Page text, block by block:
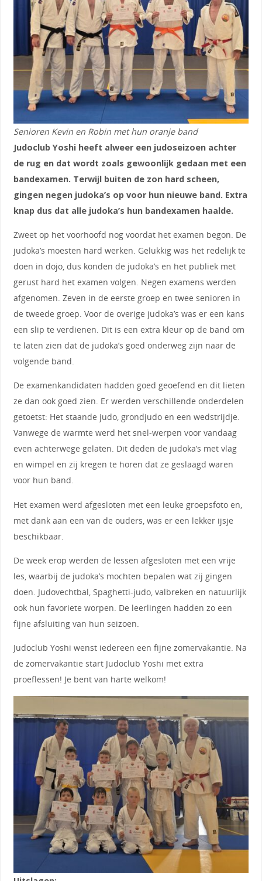
Senioren Kevin en Robin met hun oranje band
Judoclub Yoshi heeft alweer een judoseizoen achter
de rug en dat wordt zoals gewoonlijk gedaan met een
bandexamen. Terwijl buiten de zon hard scheen,
gingen negen judoka’s op voor hun nieuwe band. Extra
knap dus dat alle judoka’s hun bandexamen haalde.
Zweet op het voorhoofd nog voordat het examen begon. De
judoka’s moesten hard werken. Gelukkig was het redelijk te
doen in dojo, dus konden de judoka’s en het publiek met
gerust hard het examen volgen. Negen examens werden
afgenomen. Zeven in de eerste groep en twee senioren in
de tweede groep. Voor de overige judoka’s was er een kans
een slip te verdienen. Dit is een extra kleur op de band om
te laten zien dat de judoka’s goed onderweg zijn naar de
volgende band.
De examenkandidaten hadden goed geoefend en dit lieten
ze dan ook goed zien. Er werden verschillende onderdelen
getoetst: Het staande judo, grondjudo en een wedstrijdje.
Vanwege de warmte werd het snel-werpen voor vandaag
even achterwege gelaten. Dit deden de judoka’s met vlag
en wimpel en zij kregen te horen dat ze geslaagd waren
voor hun band.
Het examen werd afgesloten met een leuke groepsfoto en,
met dank aan een van de ouders, was er een lekker ijsje
beschikbaar.
De week erop werden de lessen afgesloten met een vrije
les, waarbij de judoka’s mochten bepalen wat zij gingen
doen. Judovechtbal, Spaghetti-judo, valbreken en natuurlijk
ook hun favoriete worpen. De leerlingen hadden zo een
fijne afsluiting van hun seizoen.
Judoclub Yoshi wenst iedereen een fijne zomervakantie. Na
de zomervakantie start Judoclub Yoshi met extra
proeflessen! Je bent van harte welkom!